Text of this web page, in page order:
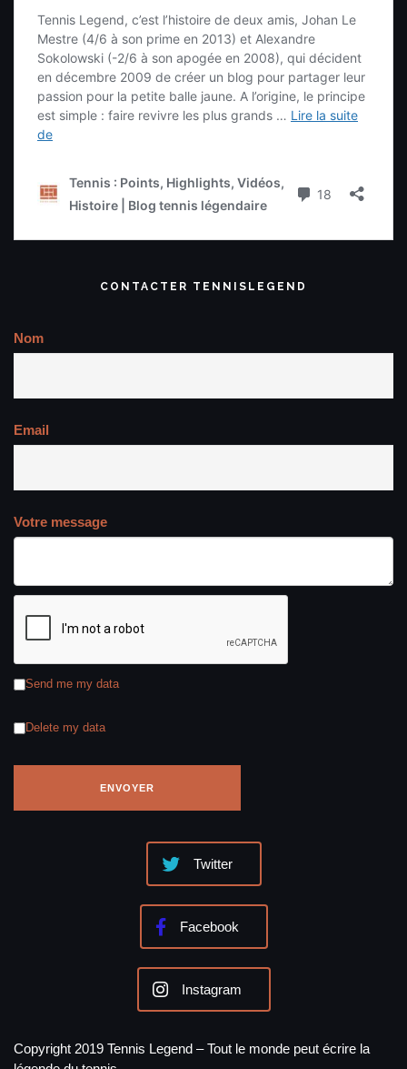
CONTACTER TENNISLEGEND
Nom
Email
Votre message
Send me my data
Delete my data
Twitter
Facebook
Instagram
Copyright 2019 Tennis Legend – Tout le monde peut écrire la